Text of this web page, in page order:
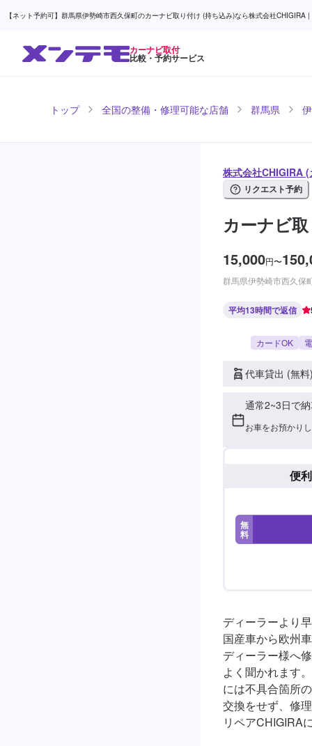
【ネット予約可】群馬県伊勢崎市西久保町のカーナビ取り付け (持ち込み)なら株式会社CHIGIRA
カーナビ取付
比較・予約サービス
トップ 全国の整備・修理可能な店舗 群馬県
株式会社CHIGIRA
リクエスト予約
カーナビ
15,000円〜
群馬県伊勢崎市西久保
平均13時間で返信
カードOK
代車貸出 (無
通常2~3日で
お車をお預かり
便
無
料
ディーラーより
国産車から欧州
ディーラー様へ
よく聞かれます
には不具合箇所
交換をせず、修
リペアCHIGIRA